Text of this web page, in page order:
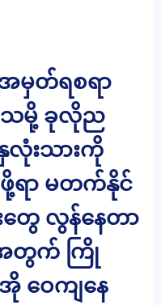
မှတ်ရစရာ
သမို့ ခုလိုည
လုံးသားကို
ဖို့ရာ မတက်နိုင်
တွေ လွန်နေတာ
အတွက် ကြို
ဝေကျနေ